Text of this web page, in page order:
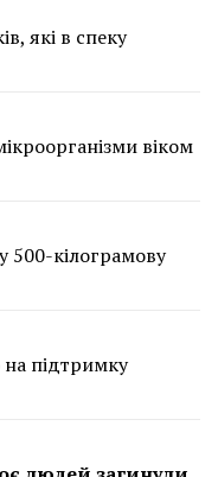
які в спеку
віком
500-кілограмову
підтримку